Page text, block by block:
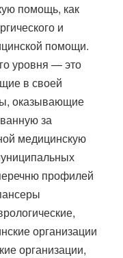
помощь, как
и
помощи.
уровня — это
в своей
оказывающие
за
медицинскую
профилей
организации
организации,